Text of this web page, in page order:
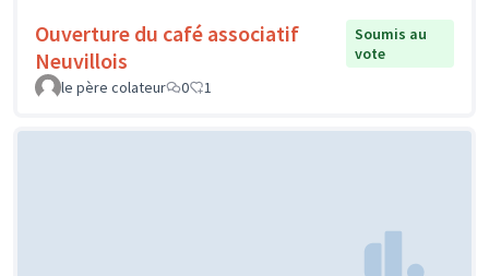
Ouverture du café associatif
Neuvillois
Soumis au
vote
le père colateur
0 1